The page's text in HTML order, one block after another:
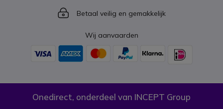
Icon
Betaal veilig en gemakkelijk
Wij aanvaarden
Onedirect, onderdeel van INCEPT Group